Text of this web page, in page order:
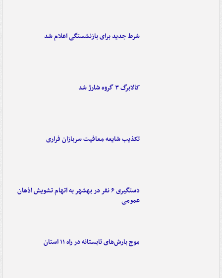
شرط جدید برای بازنشستگی اعلام شد
کالابرگ ۳ گروه شارژ شد
تکذیب شایعه معافیت سربازان فراری
دستگیری ۶ نفر در بهشهر به اتهام تشویش اذهان
عمومی
موج بارش‌های تابستانه در راه ۱۱ استان